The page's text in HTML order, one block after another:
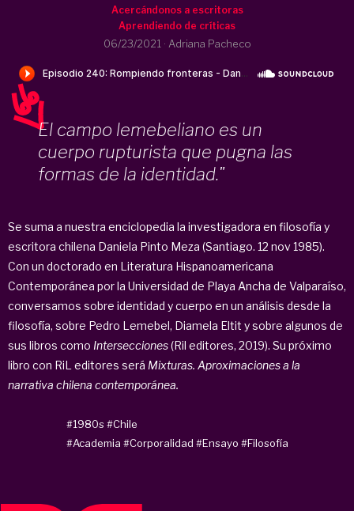
Acercándonos a escritoras
Aprendiendo de críticas
06/23/2021 · Adriana Pacheco
El campo lemebeliano es un
cuerpo rupturista que pugna las
formas de la identidad."
Se suma a nuestra enciclopedia la investigadora en filosofía y
escritora chilena Daniela Pinto Meza (Santiago. 12 nov 1985).
Con un doctorado en Literatura Hispanoamericana
Contemporánea por la Universidad de Playa Ancha de Valparaíso,
conversamos sobre identidad y cuerpo en un análisis desde la
filosofía, sobre Pedro Lemebel, Diamela Eltit y sobre algunos de
sus libros como Intersecciones(Ril editores, 2019). Su próximo
libro con RiL editores será Mixturas. Aproximaciones a la
narrativa chilena contemporánea.
#1980s #Chile
#Academia #Corporalidad #Ensayo #Filosofía